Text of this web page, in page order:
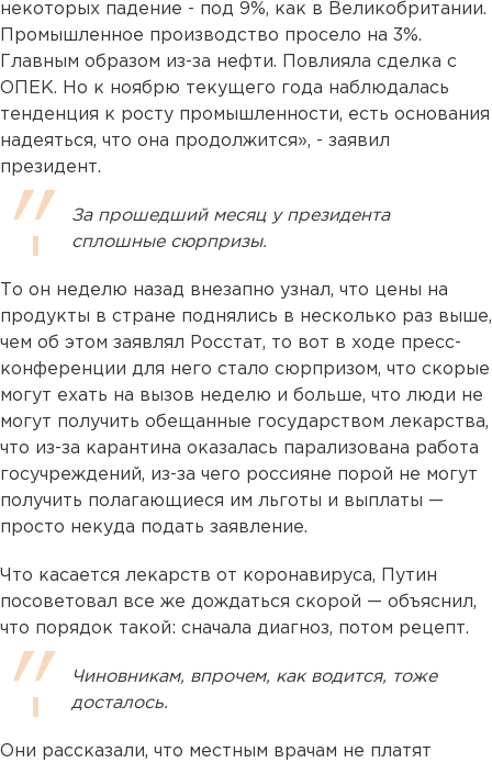
некоторых падение - под 9%, как в Великобритании.
Промышленное производство просело на 3%.
Главным образом из-за нефти. Повлияла сделка с
ОПЕК. Но к ноябрю текущего года наблюдалась
тенденция к росту промышленности, есть основания
надеяться, что она продолжится», - заявил
президент.
За прошедший месяц у президента
сплошные сюрпризы.
То он неделю назад внезапно узнал, что цены на
продукты в стране поднялись в несколько раз выше,
чем об этом заявлял Росстат, то вот в ходе пресс-
конференции для него стало сюрпризом, что скорые
могут ехать на вызов неделю и больше, что люди не
могут получить обещанные государством лекарства,
что из-за карантина оказалась парализована работа
госучреждений, из-за чего россияне порой не могут
получить полагающиеся им льготы и выплаты —
просто некуда подать заявление.
Что касается лекарств от коронавируса, Путин
посоветовал все же дождаться скорой — объяснил,
что порядок такой: сначала диагноз, потом рецепт.
Чиновникам, впрочем, как водится, тоже
досталось.
Они рассказали, что местным врачам не платят